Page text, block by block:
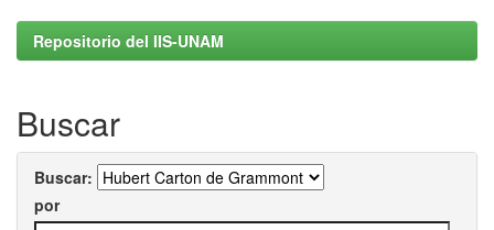
Repositorio del IIS-UNAM
Buscar
Buscar:
por